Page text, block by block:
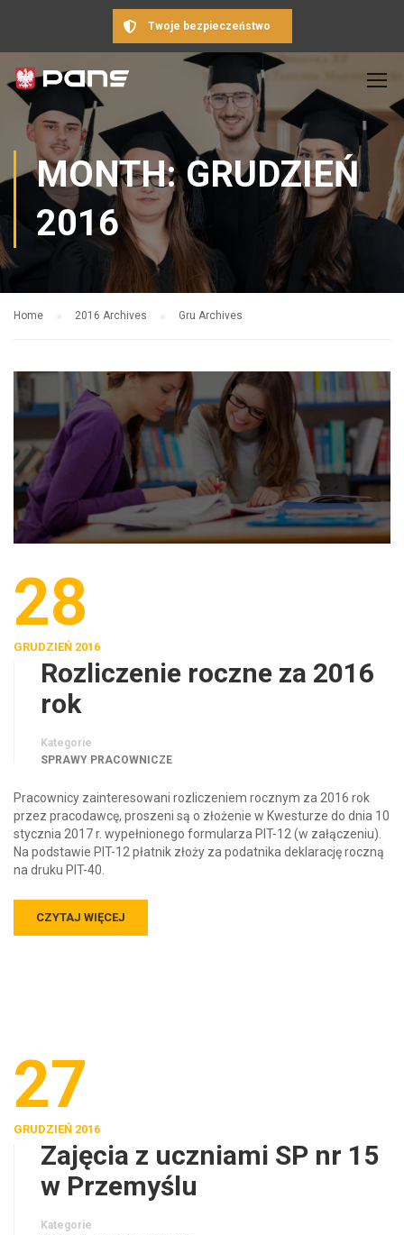
Twoje bezpieczeństwo
MONTH: GRUDZIEŃ
2016
Home 2016 Archives Gru Archives
28
GRUDZIEŃ 2016
Rozliczenie roczne za 2016
rok
Kategorie
SPRAWY PRACOWNICZE
Pracownicy zainteresowani rozliczeniem rocznym za 2016 rok
przez pracodawcę, proszeni są o złożenie w Kwesturze do dnia 10
stycznia 2017 r. wypełnionego formularza PIT-12 (w załączeniu).
Na podstawie PIT-12 płatnik złoży za podatnika deklarację roczną
na druku PIT-40.
CZYTAJ WIĘCEJ
27
GRUDZIEŃ 2016
Zajęcia z uczniami SP nr 15
w Przemyślu
Kategorie